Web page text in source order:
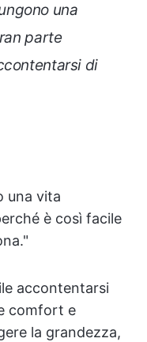
una
parte
di
una vita
è così facile
accontentarsi
comfort e
la grandezza,